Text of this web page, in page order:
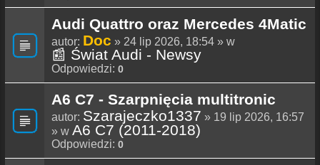
Audi Quattro oraz Mercedes 4Matic
autor: Doc » 24 lip 2026, 18:54 » w
📰 Świat Audi - Newsy
Odpowiedzi: 0
A6 C7 - Szarpnięcia multitronic
autor: Szarajeczko1337 » 19 lip 2026, 16:57
» w A6 C7 (2011-2018)
Odpowiedzi: 0